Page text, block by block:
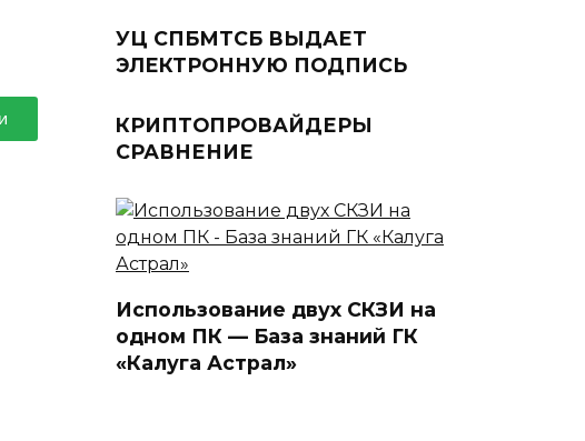
УЦ СПБМТСБ ВЫДАЕТ
ЭЛЕКТРОННУЮ ПОДПИСЬ
КРИПТОПРОВАЙДЕРЫ
СРАВНЕНИЕ
Использование двух СКЗИ на
одном ПК — База знаний ГК
«Калуга Астрал»